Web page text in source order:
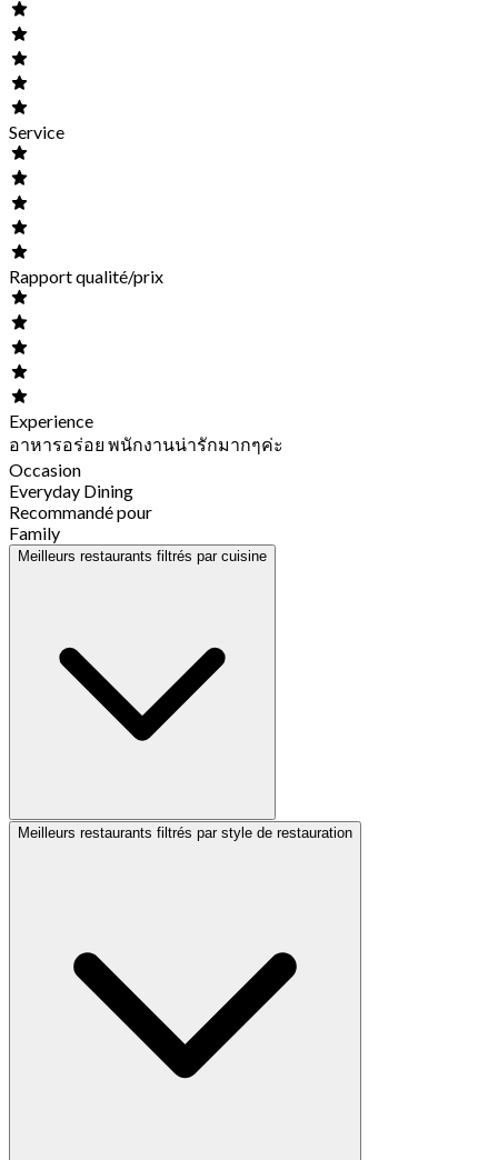
Service
Rapport qualité/prix
Experience
อาหารอร่อย พนักงานน่ารักมากๆค่ะ
Occasion
Everyday Dining
Recommandé pour
Family
Meilleurs restaurants filtrés par cuisine
Meilleurs restaurants filtrés par style de restauration